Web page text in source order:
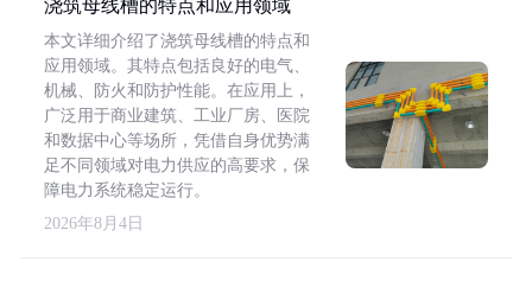
浇筑母线槽的特点和应用领域
本文详细介绍了浇筑母线槽的特点和
应用领域。其特点包括良好的电气、
机械、防火和防护性能。在应用上，
广泛用于商业建筑、工业厂房、医院
和数据中心等场所，凭借自身优势满
足不同领域对电力供应的高要求，保
障电力系统稳定运行。
2026年8月4日